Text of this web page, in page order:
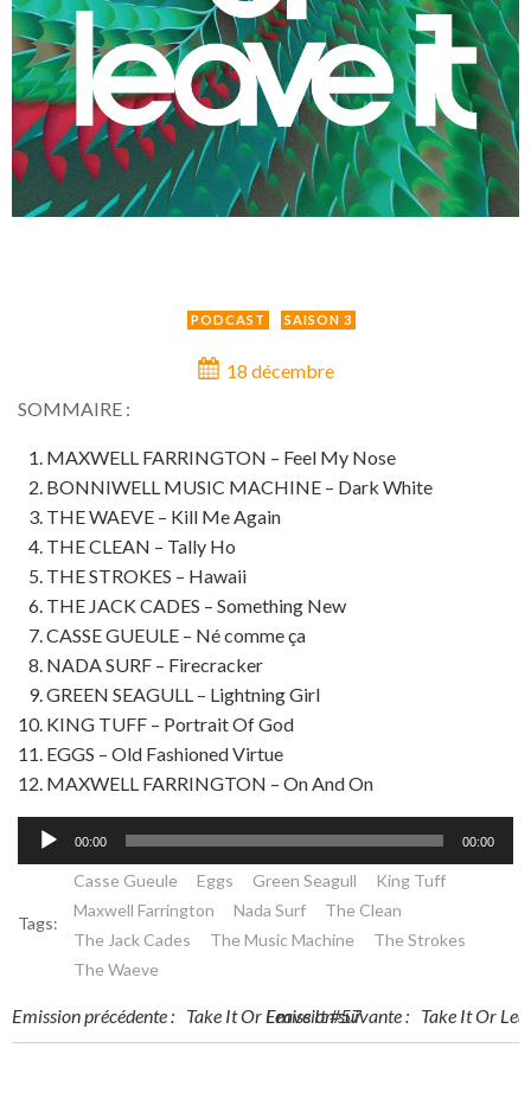
PODCAST SAISON 3
18 décembre
SOMMAIRE :
MAXWELL FARRINGTON – Feel My Nose
BONNIWELL MUSIC MACHINE – Dark White
THE WAEVE – Kill Me Again
THE CLEAN – Tally Ho
THE STROKES – Hawaii
THE JACK CADES – Something New
CASSE GUEULE – Né comme ça
NADA SURF – Firecracker
GREEN SEAGULL – Lightning Girl
KING TUFF – Portrait Of God
EGGS – Old Fashioned Virtue
MAXWELL FARRINGTON – On And On
Lecteur
audio
00:00 00:00
Tags:
Casse Gueule Eggs Green Seagull
King Tuff
Maxwell Farrington
Nada Surf
The Clean
The Jack Cades
The Music Machine
The Strokes
The Waeve
Post
Emission précédente : Take It Or Leave It #57
Post
Emission suivante : Take It Or